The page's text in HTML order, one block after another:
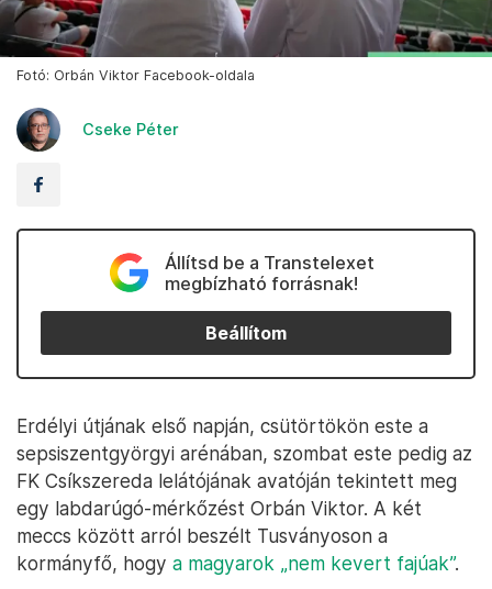
Fotó: Orbán Viktor Facebook-oldala
Cseke Péter
Állítsd be a Transtelexet
megbízható forrásnak!
Beállítom
Erdélyi útjának első napján, csütörtökön este a
sepsiszentgyörgyi arénában, szombat este pedig az
FK Csíkszereda lelátójának avatóján tekintett meg
egy labdarúgó-mérkőzést Orbán Viktor. A két
meccs között arról beszélt Tusványoson a
kormányfő, hogy a magyarok „nem kevert fajúak”.